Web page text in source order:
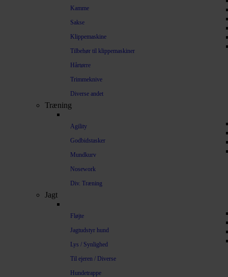
Kamme
Sakse
Klippemaskine
Tilbehør til klippemaskiner
Hårtørre
Trimmeknive
Diverse andet
Træning
Agility
Godbidstasker
Mundkurv
Nosework
Div. Træning
Jagt
Fløjte
Jagtudstyr hund
Lys / Synlighed
Til ejeren / Diverse
Hundetrappe